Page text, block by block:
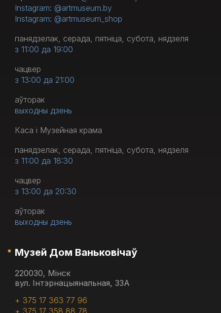
Instagram: @artmuseum.by
Instagram: @artmuseum_shop
панядзелак, серада, пятніца, субота, нядзеля
з 11:00 да 19:00
чацвер
з 13:00 да 21:00
аўторак
выходны дзень
Каса і Музейная крама
панядзелак, серада, пятніца, субота, нядзеля
з 11:00 да 18:30
чацвер
з 13:00 да 20:30
аўторак
выходны дзень
Музей Дом Ваньковічаў
220030, Мінск
вул. Інтэрнацыянальная, 33А
+ 375 17 363 77 96
+ 375 17 358 88 78